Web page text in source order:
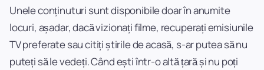
Unele conținuturi sunt disponibile doar în anumite
locuri, așadar, dacă vizionați filme, recuperați emisiunile
TV preferate sau citiți știrile de acasă, s-ar putea să nu
puteți să le vedeți. Când ești într-o altă țară și nu poți